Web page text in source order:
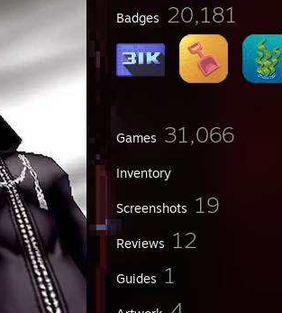
Badges 20,181
Games 31,066
Inventory
Screenshots 19
Reviews 12
Guides 1